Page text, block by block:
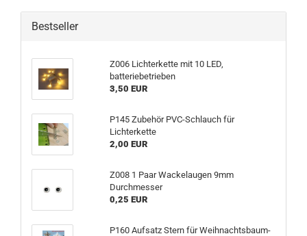
Bestseller
Z006 Lichterkette mit 10 LED,
batteriebetrieben
3,50 EUR
P145 Zubehör PVC-Schlauch für
Lichterkette
2,00 EUR
Z008 1 Paar Wackelaugen 9mm
Durchmesser
0,25 EUR
P160 Aufsatz Stern für Weihnachtsbaum-